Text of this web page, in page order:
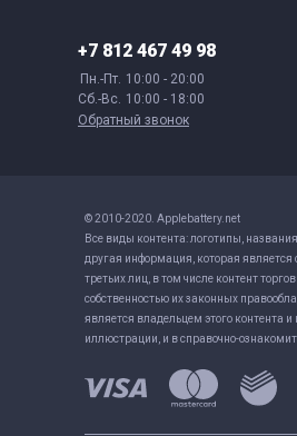
+7 812 467 49 98
Пн.-Пт. 10:00 - 20:00
Сб.-Вс. 10:00 - 18:00
Обратный звонок
© 2010-2020. Applebattery.net
Все виды контента: логотипы,
другая информация, которая является
третьих лиц, в том числе контент
собственностью их законных
является владельцем этого контента и
иллюстрации, и в справочно-